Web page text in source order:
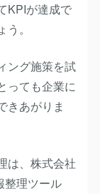
KPIが達成で
。
ング施策を試
っても企業に
きあがりま
は、株式会社
整理ツール